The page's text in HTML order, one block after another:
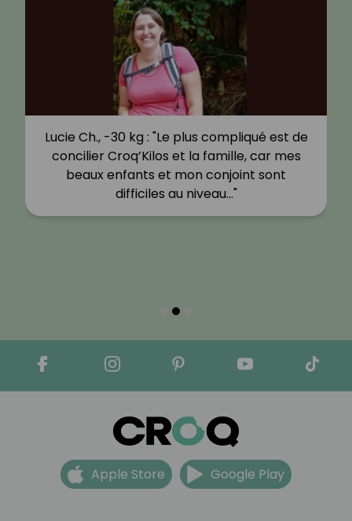
Lucie Ch., -30 kg : "Le plus compliqué est de
concilier Croq’Kilos et la famille, car mes
beaux enfants et mon conjoint sont
difficiles au niveau…"
Apple Store Google Play